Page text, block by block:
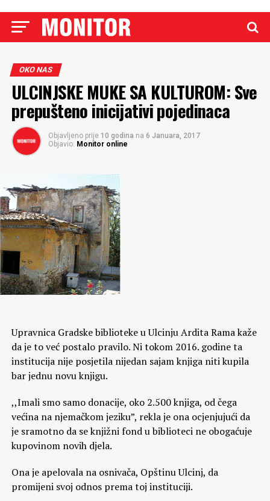
OKO NAS
ULCINJSKE MUKE SA KULTUROM: Sve
prepušteno inicijativi pojedinaca
Objavljeno prije 10 godina na 6 Januara, 2017
Objavio: Monitor online
Upravnica Gradske biblioteke u Ulcinju Ardita Rama kaže
da je to već postalo pravilo. Ni tokom 2016. godine ta
institucija nije posjetila nijedan sajam knjiga niti kupila
bar jednu novu knjigu.
,,Imali smo samo donacije, oko 2.500 knjiga, od čega
većina na njemačkom jeziku”, rekla je ona ocjenjujući da
je sramotno da se knjižni fond u biblioteci ne obogaćuje
kupovinom novih djela.
Ona je apelovala na osnivača, Opštinu Ulcinj, da
promijeni svoj odnos prema toj instituciji.